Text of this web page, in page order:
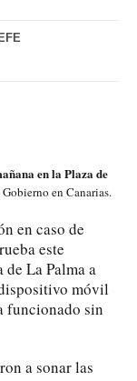
en la Plaza de
en Canarias.
en caso de
este
La Palma a
móvil
funcionado sin
a sonar las